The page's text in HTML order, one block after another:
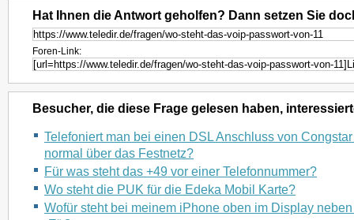
Hat Ihnen die Antwort geholfen? Dann setzen Sie
Foren-Link:
Besucher, die diese Frage gelesen haben,
Telefoniert man bei einen DSL Anschluss von
normal über das Festnetz?
Für was steht das +49 vor einer Telefonnummer?
Wo steht die PUK für die Edeka Mobil Karte?
Wofür steht bei meinem iPhone oben im Display